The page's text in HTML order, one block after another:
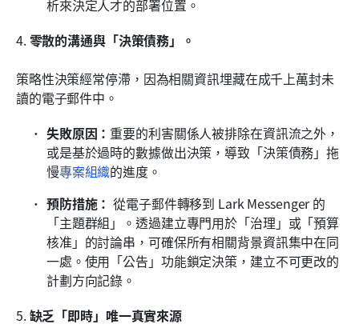
析來決定人才的部署位置。
4. 零散的溝通與「決策債務」。
策略性決策經常停滯，因為相關資訊埋藏在成千上萬封未
讀的電子郵件中。
失敗原因： 重要的利害關係人被排除在資訊流之外，
或是基於過時的數據做出決策，導致「決策債務」拖
慢專案組織的進度。
預防措施： 從電子郵件轉移到 Lark Messenger 的
「主題群組」。透過建立專門用於「治理」或「預算
核准」的討論串，可確保所有相關背景資訊集中在同
一處。使用「公告」功能鎖定決策，建立不可更改的
計劃方向記錄。
5. 缺乏「即時」唯一真實來源